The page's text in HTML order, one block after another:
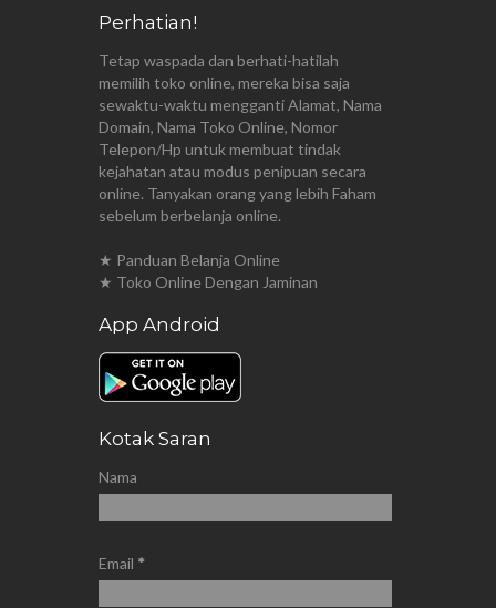
Perhatian!
Tetap waspada dan berhati-hatilah
memilih toko online, mereka bisa saja
sewaktu-waktu mengganti Alamat, Nama
Domain, Nama Toko Online, Nomor
Telepon/Hp untuk membuat tindak
kejahatan atau modus penipuan secara
online. Tanyakan orang yang lebih Faham
sebelum berbelanja online.
★ Panduan Belanja Online
★ Toko Online Dengan Jaminan
App Android
Kotak Saran
Nama
Email *